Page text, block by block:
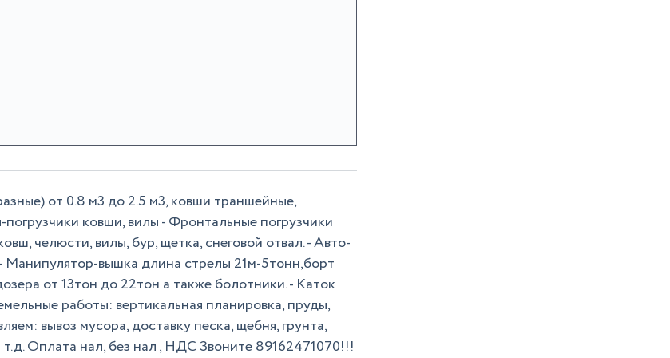
от 0.8 м3 до 2.5 м3, ковши траншейные,
ковши, вилы - Фронтальные погрузчики
челюсти, вилы, бур, щетка, снеговой отвал. - Авто-
вышка длина стрелы 21м-5тонн,борт
от 13тон до 22тон а также болотники. - Каток
работы: вертикальная планировка, пруды,
вывоз мусора, доставку песка, щебня, грунта,
т.д. Оплата нал, без нал , НДС Звоните 89162471070!!!